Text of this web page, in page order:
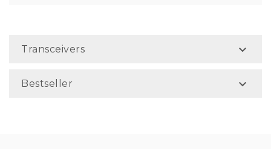
Transceivers 
Bestseller 